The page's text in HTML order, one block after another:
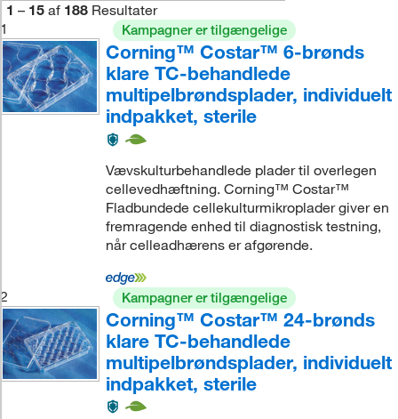
1 – 15 af 188 Resultater
1
Kampagner er tilgængelige
Corning™ Costar™ 6-brønds
klare TC-behandlede
multipelbrøndsplader, individuelt
indpakket, sterile
Vævskulturbehandlede plader til overlegen
cellevedhæftning. Corning™ Costar™
Fladbundede cellekulturmikroplader giver en
fremragende enhed til diagnostisk testning,
når celleadhærens er afgørende.
2 Kampagner er tilgængelige
Corning™ Costar™ 24-brønds
klare TC-behandlede
multipelbrøndsplader, individuelt
indpakket, sterile